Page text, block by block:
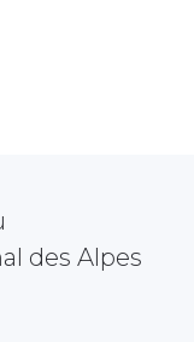
des Alpes